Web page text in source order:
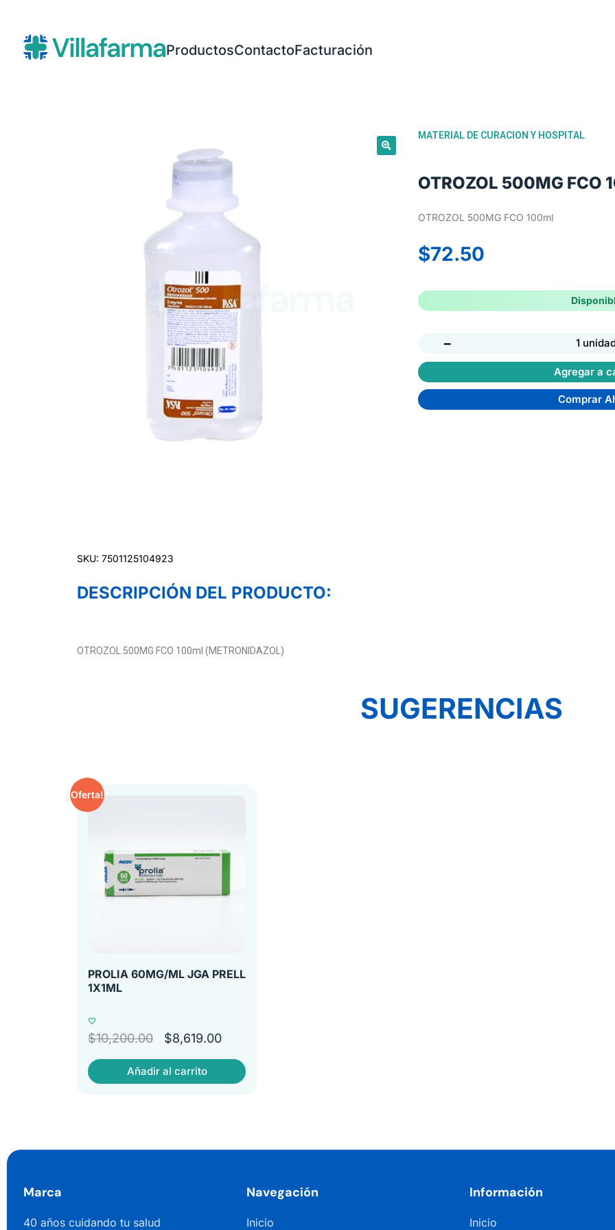
ProductosContactoFacturación
MATERIAL DE CURACION Y HOSPITAL
OTROZOL 500MG FCO
OTROZOL 500MG FCO 100ml
$72.50
− 1
Agregar a
Comprar
SKU: 7501125104923
DESCRIPCIÓN DEL PRODUCTO:
OTROZOL 500MG FCO 100ml (METRONIDAZOL)
SUGERENCIAS
Oferta!
PROLIA 60MG/ML JGA PRELL
1X1ML
$10,200.00 $8,619.00
Añadir al carrito
Marca
40 años cuidando tu salud
Navegación
Inicio
Información
Inicio